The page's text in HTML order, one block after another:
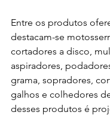
Entre os produtos
destacam-se
cortadores a disco,
aspiradores,
grama, sopradores,
galhos e colhedores
desses produtos é